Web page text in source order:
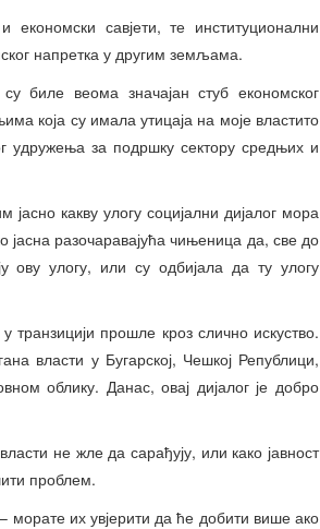
савјети, те институционални
напретка у другим земљама.
биле веома значајан стуб економског
која су имала утицаја на моје властито
удружења за подршку сектору средњих и
какву улогу социјални дијалог мора
разочаравајућа чињеница да, све до
ову улогу, или су одбијала да ту улогу
прошле кроз слично искуство.
власти у Бугарској, Чешкој Републици,
облику. Данас, овај дијалог је добро
не жле да сарађују, или како јавност
проблем.
морате их увјерити да ће добити више ако